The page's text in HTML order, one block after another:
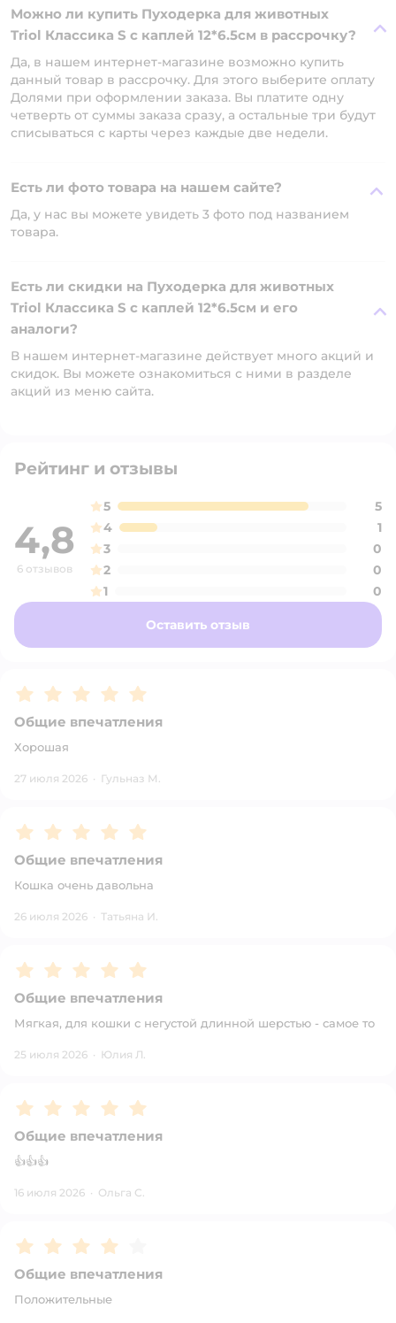
Можно ли купить Пуходерка для животных
Triol Классика S с каплей 12*6.5см в рассрочку?
Да, в нашем интернет-магазине возможно купить
данный товар в рассрочку. Для этого выберите оплату
Долями при оформлении заказа. Вы платите одну
четверть от суммы заказа сразу, а остальные три будут
списываться с карты через каждые две недели.
Есть ли фото товара на нашем сайте?
Да, у нас вы можете увидеть 3 фото под названием
товара.
Есть ли скидки на Пуходерка для животных
Triol Классика S с каплей 12*6.5см и его
аналоги?
В нашем интернет-магазине действует много акций и
скидок. Вы можете ознакомиться с ними в разделе
акций из меню сайта.
Рейтинг и отзывы
4,8
6 отзывов
5
5
4
1
3
0
2
0
1
0
Оставить отзыв
Рейтинг:5
Общие впечатления
Хорошая
27 июля 2026 · Гульназ М.
Рейтинг:5
Общие впечатления
Кошка очень давольна
26 июля 2026 · Татьяна И.
Рейтинг:5
Общие впечатления
Мягкая, для кошки с негустой длинной шерстью - самое то
25 июля 2026 · Юлия Л.
Рейтинг:5
Общие впечатления
👍👍👍
16 июля 2026 · Ольга С.
Рейтинг:4
Общие впечатления
Положительные